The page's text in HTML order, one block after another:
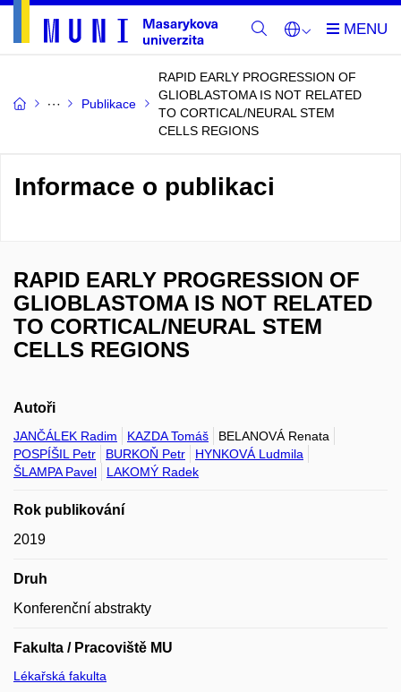
Publikace
RAPID EARLY PROGRESSION OF
GLIOBLASTOMA IS NOT RELATED
TO CORTICAL/NEURAL STEM
CELLS REGIONS
Informace o publikaci
RAPID EARLY PROGRESSION OF
GLIOBLASTOMA IS NOT RELATED
TO CORTICAL/NEURAL STEM
CELLS REGIONS
Autoři
JANČÁLEK Radim KAZDA Tomáš
BELANOVÁ Renata
POSPÍŠIL Petr
BURKOŇ Petr
HYNKOVÁ Ludmila
ŠLAMPA Pavel
LAKOMÝ Radek
Rok publikování
2019
Druh
Konferenční abstrakty
Fakulta / Pracoviště MU
Lékařská fakulta